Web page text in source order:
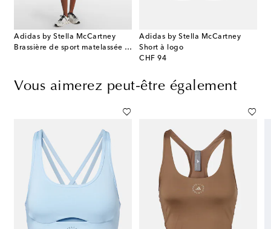
Adidas by Stella McCartney
Brassière de sport matelassée à logo
Adidas by Stella McCartney
Short à logo
CHF 94
original price
Vous aimerez peut-être également